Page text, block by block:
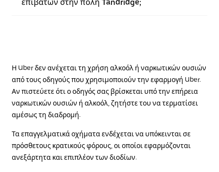
επιβατών στην πόλη Tandridge;
Η Uber δεν ανέχεται τη χρήση αλκοόλ ή ναρκωτικών ουσιών
από τους οδηγούς που χρησιμοποιούν την εφαρμογή Uber.
Αν πιστεύετε ότι ο οδηγός σας βρίσκεται υπό την επήρεια
ναρκωτικών ουσιών ή αλκοόλ, ζητήστε του να τερματίσει
αμέσως τη διαδρομή.
Τα επαγγελματικά οχήματα ενδέχεται να υπόκεινται σε
πρόσθετους κρατικούς φόρους, οι οποίοι εφαρμόζονται
ανεξάρτητα και επιπλέον των διοδίων.